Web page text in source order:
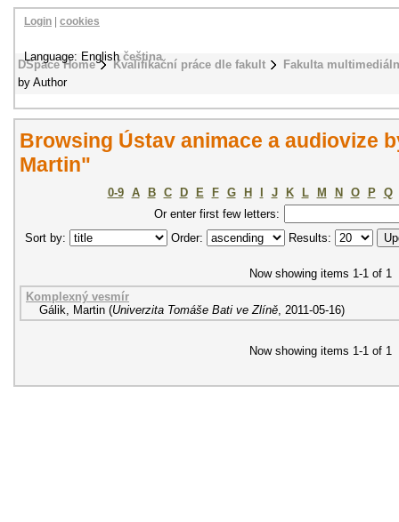
DSpace Home Kvalifikační práce dle fakult
Fakulta
by Author
Login cookies
Language: Englishčeština
Browsing Ústav animace a audiovize
Martin"
0-9 A B C D E F G H J K L M N O P
Q
Or enter first few letters:
Sort by:
Order: Results:
Now showing items 1-1 of 1
Komplexný vesmír
Gálik, Martin (Univerzita Tomáše Bati ve Zlíně, 2011-05-16)
Now showing items 1-1 of 1